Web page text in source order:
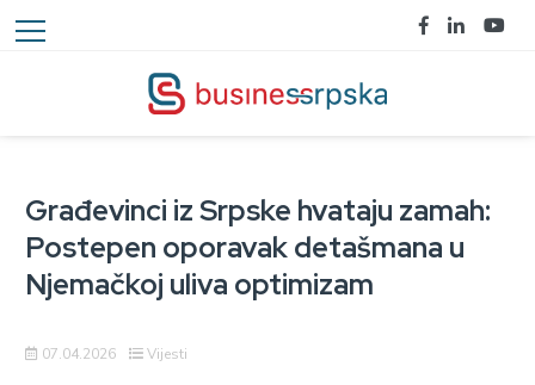
Građevinci iz Srpske hvataju zamah:
Postepen oporavak detašmana u
Njemačkoj uliva optimizam
07.04.2026 Vijesti